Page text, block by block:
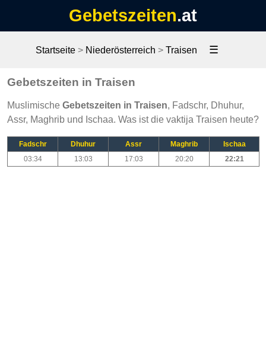
Gebetszeiten.at
Startseite > Niederösterreich > Traisen ☰
Gebetszeiten in Traisen
Muslimische Gebetszeiten in Traisen, Fadschr, Dhuhur,
Assr, Maghrib und Ischaa. Was ist die vaktija Traisen heute?
Fadschr Dhuhur Assr Maghrib
Ischaa
03:34
13:03 17:03 20:20 22:21